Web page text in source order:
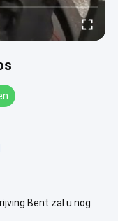
Bent zal u nog